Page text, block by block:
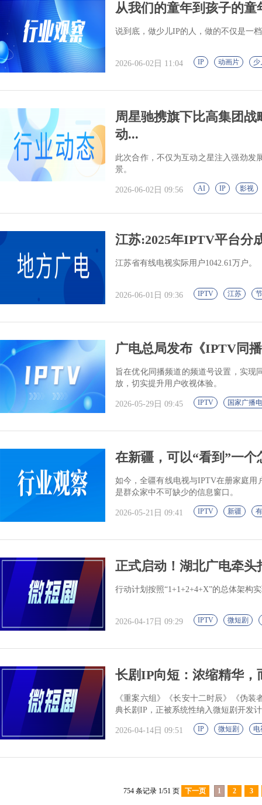
从我们的童年到孩子的
说到底，做少儿IP的人，做的不仅是一
2026-06-02日 11:04 IP 动画片 少
周星驰携旗下比高集团
动...
此次合作，不仅为互动之星注入强劲发
景。
2026-06-02日 09:56 AI IP 影视
江苏:2025年IPTV平台分
江苏省有线电视实际用户1042.61万户。
2026-06-01日 09:36 IPTV 江苏
广电总局发布《IPTV同
旨在优化同播频道的频道号设置，实现
放，切实提升用户收视体验。
2026-05-29日 09:45 IPTV 国家广播
在新疆，可以“看到”一个
如今，全疆有线电视与IPTV在册家庭用
是群众家中不可缺少的信息窗口。
2026-05-21日 09:41 IPTV 新疆
正式启动！湖北广电牵
行动计划按照“1+1+2+4+X”的总体架构
2026-04-17日 09:29 IPTV 微短剧
长剧IP向短：浓缩精华，
《重案六组》《长安十二时辰》《伪
典长剧IP，正被系统性纳入微短剧开发
2026-04-14日 09:51 IP 微短剧 电
754 条记录 1/51 页 下一页 1 2 3